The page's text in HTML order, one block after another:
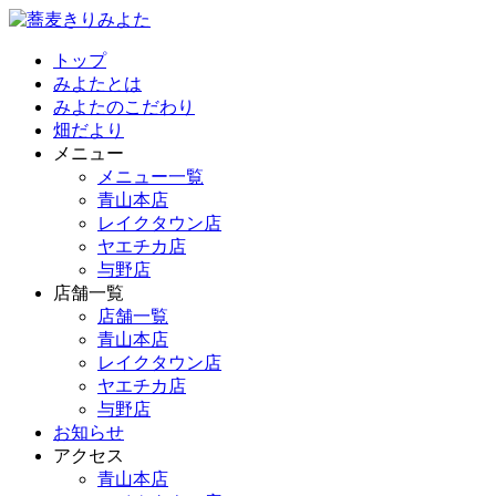
トップ
みよたとは
みよたのこだわり
畑だより
メニュー
メニュー一覧
青山本店
レイクタウン店
ヤエチカ店
与野店
店舗一覧
店舗一覧
青山本店
レイクタウン店
ヤエチカ店
与野店
お知らせ
アクセス
青山本店